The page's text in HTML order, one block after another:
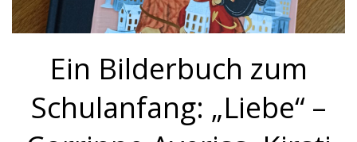
Ein Bilderbuch zum
Schulanfang: „Liebe“ –